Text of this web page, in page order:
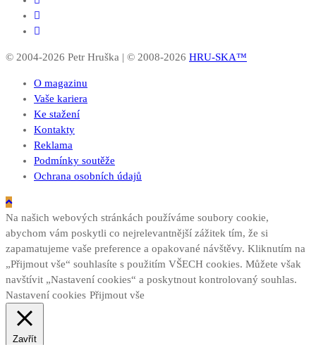
© 2004-2026 Petr Hruška | © 2008-2026 HRU-SKA™
O magazinu
Vaše kariera
Ke stažení
Kontakty
Reklama
Podmínky soutěže
Ochrana osobních údajů
Na našich webových stránkách používáme soubory cookie,
abychom vám poskytli co nejrelevantnější zážitek tím, že si
zapamatujeme vaše preference a opakované návštěvy. Kliknutím na
„Přijmout vše“ souhlasíte s použitím VŠECH cookies. Můžete však
navštívit „Nastavení cookies“ a poskytnout kontrolovaný souhlas.
Nastavení cookies Přijmout vše
Zavřít